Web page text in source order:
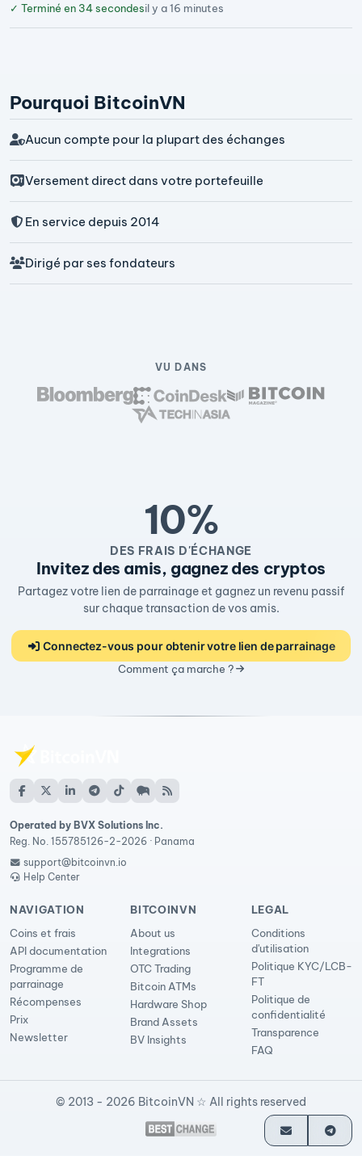
✓ Terminé en 34 secondesil y a 16 minutes
Pourquoi BitcoinVN
Aucun compte pour la plupart des échanges
Versement direct dans votre portefeuille
En service depuis 2014
Dirigé par ses fondateurs
VU DANS
10%
DES FRAIS D'ÉCHANGE
Invitez des amis, gagnez des cryptos
Partagez votre lien de parrainage et gagnez un revenu passif
sur chaque transaction de vos amis.
Connectez-vous pour obtenir votre lien de parrainage
Comment ça marche ?
Operated by BVX Solutions Inc.
Reg. No. 155785126-2-2026 · Panama
support@bitcoinvn.io
Help Center
NAVIGATION
Coins et frais
API documentation
Programme de
parrainage
Récompenses
Prix
Newsletter
BITCOINVN
About us
Integrations
OTC Trading
Bitcoin ATMs
Hardware Shop
Brand Assets
BV Insights
LEGAL
Conditions
d'utilisation
Politique KYC/LCB-
FT
Politique de
confidentialité
Transparence
FAQ
© 2013 - 2026 BitcoinVN ☆ All rights reserved